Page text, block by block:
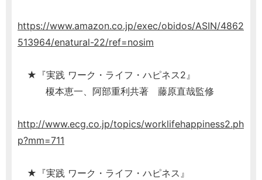
https://www.amazon.co.jp/exec/obidos/ASIN/4862
513964/enatural-22/ref=nosim
★『実践 ワーク・ライフ・ハピネス2』
榎本恵一、阿部重利共著 藤原直哉監修
http://www.ecg.co.jp/topics/worklifehappiness2.ph
p?mm=711
★『実践 ワーク・ライフ・ハピネス』